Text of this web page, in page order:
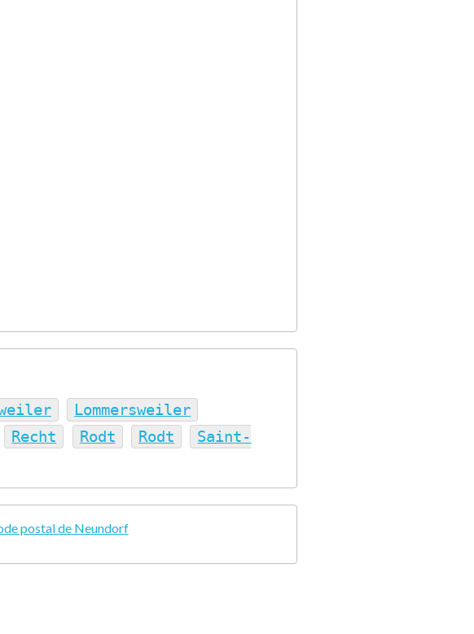
Lommersweiler
Recht Rodt Rodt
Saint-
postal de Neundorf